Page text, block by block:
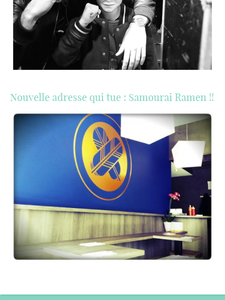
Nouvelle adresse qui tue : Samourai Ramen !!